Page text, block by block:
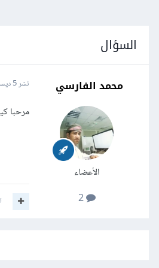
السؤال
محمد الفارسي
الأعضاء
2
نشر5 ديسمبر 2017
مرحبا